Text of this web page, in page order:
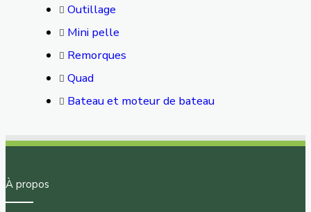
Outillage
Mini pelle
Remorques
Quad
Bateau et moteur de bateau
À propos